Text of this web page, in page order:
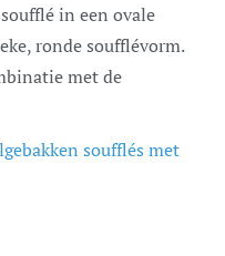
ronde soufflévorm.
met de
soufflés met